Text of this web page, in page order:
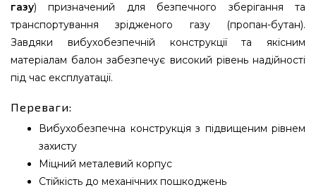
газу) призначений для безпечного зберігання та
транспортування зрідженого газу (пропан-бутан).
Завдяки вибухобезпечній конструкції та якісним
матеріалам балон забезпечує високий рівень надійності
під час експлуатації.
Переваги:
Вибухобезпечна конструкція з підвищеним рівнем
захисту
Міцний металевий корпус
Стійкість до механічних пошкоджень